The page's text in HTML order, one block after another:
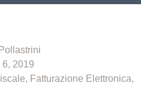
6, 2019
, Fatturazione Elettronica,